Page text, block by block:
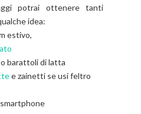
potrai ottenere tanti
idea:
estivo,
o barattoli di latta
e zainetti se usi feltro